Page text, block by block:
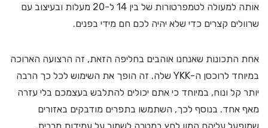
אותה למעולה לטמפרטורות של בין 14 ל-20 מעלות ובעיצוב עם
שרוולים קצרים כדי שלא יהיה לכם חם מידי בפנים.
אחת התכונות שאנחנו אוהבים בחליפה הזאת, זה הרצועה הארוכה
במיוחד לרוכסן ה-YKK שלה. זה הופך את השימוש לכל כך הרבה
יותר קל ונוח, במיוחד כי אתם יכולים להתלבש בעצמכם בלי עזרה
מאף אחד. בנוסף לכך, השתמשו בתפרים מודבקים באזורים